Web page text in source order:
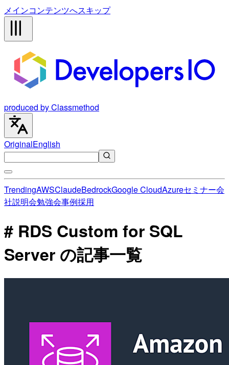
メインコンテンツへスキップ
produced by Classmethod
OriginalEnglish
TrendingAWSClaudeBedrockGoogle CloudAzureセミナー会
社説明会勉強会事例採用
# RDS Custom for SQL
Server の記事一覧